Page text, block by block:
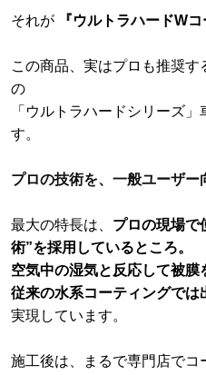
それが 『ウルトラハードW
この商品、実はプロも推奨
の
「ウルトラハードシリーズ
す。
プロの技術を、一般ユーザー
最大の特長は、 プロの現場で
術”を採用しているところ。
空気中の湿気と反応して被膜
従来の水系コーティングでは
実現しています。
施工後は、まるで専門店でコ